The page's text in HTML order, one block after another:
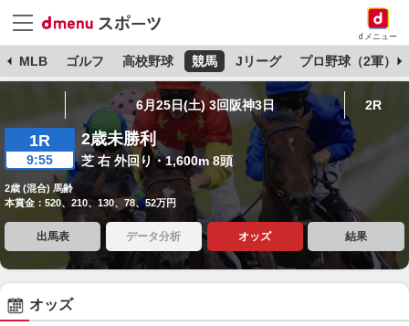
dメニュー
MLB ゴルフ 高校野球 競馬 Jリーグ プロ野球（2軍）
6月25日(土) 3回阪神3日 2R
1R
9:55
2歳未勝利
芝 右 外回り・1,600m 8頭
2歳 (混合) 馬齢
本賞金：520、210、130、78、52万円
出馬表 データ分析 オッズ 結果
オッズ